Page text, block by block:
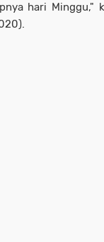
hari